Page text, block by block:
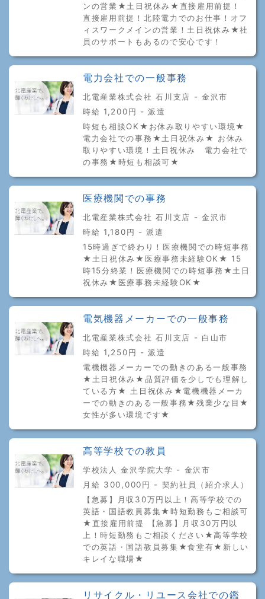
ンの営業★土日祝休み★直接雇用前提！
直接雇用前提！北陸電力でのお仕事！オフ
ィスワークメインの営業！土日祝休み★社
員のサポートもあるので安心です！
電力会社での一般事務
北電産業株式会社 石川支店 - 金沢市
時給 1,200円 - 派遣
時短も相談OK★お休み取りやすい環境★
電力会社での事務★土日祝休み★ お休み
取りやすい環境！土日祝休み 電力会社で
の事務★時短も相談可★
医療機関での事務
北電産業株式会社 石川支店 - 金沢市
時給 1,180円 - 派遣
15時過ぎで終わり！医療機関での時短事務
★土日祝休み★医療事務未経験OK★ 15
時15分終業！医療機関での時短事務★土日
祝休み★医療事務未経験OK★
電気機器メーカーでの一般事務
北電産業株式会社 石川支店 - 白山市
時給 1,250円 - 派遣
電機機器メーカーでの動きのある一般事務
★土日祝休み★品質評価を少しでも理解し
ている方★ 土日祝休み★電機機器メーカ
ーでの動きのある一般事務★残業少な目★
女性が多い環境です★
高等学校での教員
学校法人 金沢学院大学 - 金沢市
月給 300,000円 - 契約社員（紹介求人）
【急募】月収30万円以上！高等学校での
英語・国語教員募集★時短勤務もご相談可
★直接雇用前提 【急募】月収30万円以
上！時短勤務もご相談ください★高等学校
での英語・国語教員募集★食堂有★新しい
キレイな職場★
リサイクル・リユース会社での鑑